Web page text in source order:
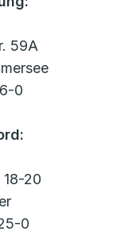
59A
0
18-20
0